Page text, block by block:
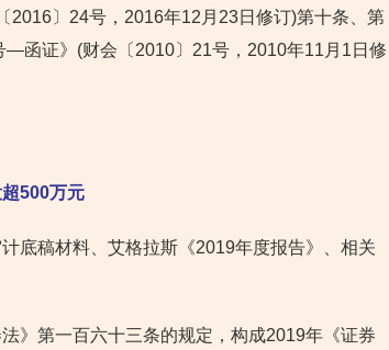
〕24号，2016年12月23日修订)第十条、第
函证》(财会〔2010〕21号，2010年11月1日修
500万元
底稿材料、艾格拉斯《2019年度报告》、相关
》第一百六十三条的规定，构成2019年《证券